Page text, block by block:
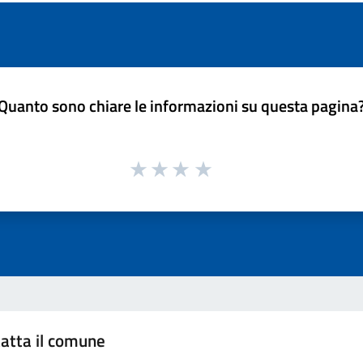
sono chiare le informazioni su questa
il comune